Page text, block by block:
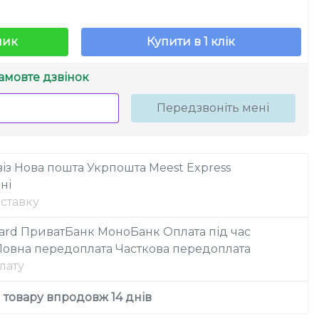
Купити в 1 клік
дзвінок
Передзвоніть мені
Нова пошта Укрпошта Meest Express
ПриватБанк МоноБанк Оплата під час
передоплата Часткова передоплата
впродовж 14 днів